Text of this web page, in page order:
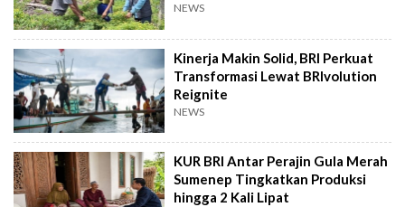
NEWS
Kinerja Makin Solid, BRI Perkuat
Transformasi Lewat BRIvolution
Reignite
NEWS
KUR BRI Antar Perajin Gula Merah
Sumenep Tingkatkan Produksi
hingga 2 Kali Lipat